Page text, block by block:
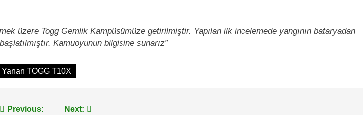
üzere Togg Gemlik Kampüsümüze getirilmiştir. Yapılan ilk incelemede yangının bataryadan
Kamuoyunun bilgisine sunarız”
Yanan TOGG T10X
Previous: Next: